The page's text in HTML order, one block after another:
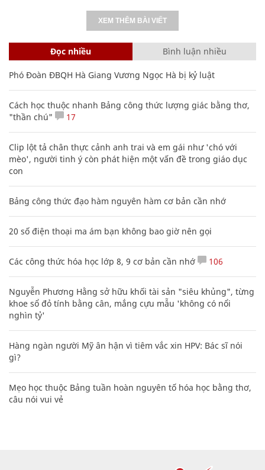
XEM THÊM BÀI VIẾT
Đọc nhiều Bình luận nhiều
Phó Đoàn ĐBQH Hà Giang Vương Ngọc Hà bị kỷ luật
Cách học thuộc nhanh Bảng công thức lượng giác bằng thơ,
"thần chú"
17
Clip lột tả chân thực cảnh anh trai và em gái như 'chó với
mèo', người tinh ý còn phát hiện một vấn đề trong giáo dục
con
Bảng công thức đạo hàm nguyên hàm cơ bản cần nhớ
20 số điện thoại ma ám bạn không bao giờ nên gọi
Các công thức hóa học lớp 8, 9 cơ bản cần nhớ 106
Nguyễn Phương Hằng sở hữu khối tài sản "siêu khủng", từng
khoe sổ đỏ tính bằng cân, mắng cựu mẫu 'không có nổi
nghìn tỷ'
Hàng ngàn người Mỹ ân hận vì tiêm vắc xin HPV: Bác sĩ nói
gì?
Mẹo học thuộc Bảng tuần hoàn nguyên tố hóa học bằng thơ,
câu nói vui vẻ